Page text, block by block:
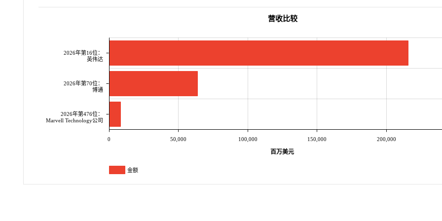
2026年第16位：
英伟达
2026年第70位：
博通
2026年第476位：
Marvell Technology公司
0 50,000 100,000 150,000 200,000
百万美元
营收比较
金额